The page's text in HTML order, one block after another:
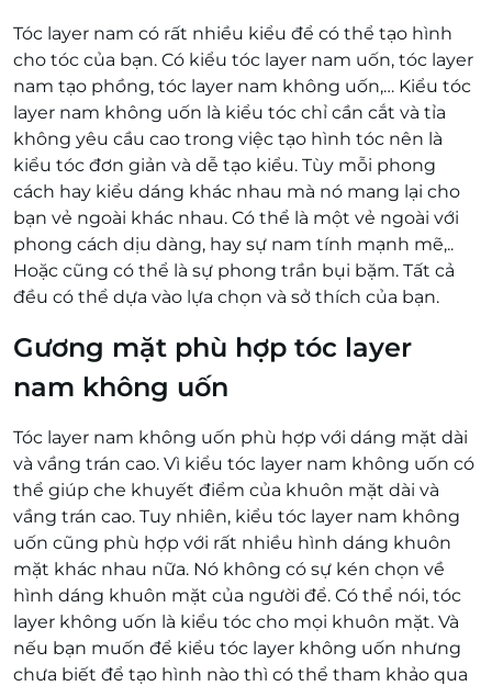
Tóc layer nam có rất nhiều kiểu để có thể tạo hình
cho tóc của bạn. Có kiểu tóc layer nam uốn, tóc layer
nam tạo phồng, tóc layer nam không uốn,… Kiểu tóc
layer nam không uốn là kiểu tóc chỉ cần cắt và tỉa
không yêu cầu cao trong việc tạo hình tóc nên là
kiểu tóc đơn giản và dễ tạo kiểu. Tùy mỗi phong
cách hay kiểu dáng khác nhau mà nó mang lại cho
bạn vẻ ngoài khác nhau. Có thể là một vẻ ngoài với
phong cách dịu dàng, hay sự nam tính mạnh mẽ,..
Hoặc cũng có thể là sự phong trần bụi bặm. Tất cả
đều có thể dựa vào lựa chọn và sở thích của bạn.
Gương mặt phù hợp tóc layer
nam không uốn
Tóc layer nam không uốn phù hợp với dáng mặt dài
và vầng trán cao. Vì kiểu tóc layer nam không uốn có
thể giúp che khuyết điểm của khuôn mặt dài và
vầng trán cao. Tuy nhiên, kiểu tóc layer nam không
uốn cũng phù hợp với rất nhiều hình dáng khuôn
mặt khác nhau nữa. Nó không có sự kén chọn về
hình dáng khuôn mặt của người để. Có thể nói, tóc
layer không uốn là kiểu tóc cho mọi khuôn mặt. Và
nếu bạn muốn để kiểu tóc layer không uốn nhưng
chưa biết để tạo hình nào thì có thể tham khảo qua